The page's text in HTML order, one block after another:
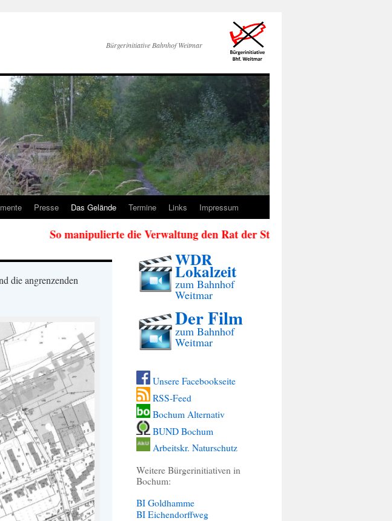
Bürgerinitiative Bahnhof Weitmar
Presse Das Gelände Termine Links Impressum
So manipulierte die Verwaltung den Rat der Stadt Bochum (siehe Aktuelles)
die angrenzenden
WDR
Lokalzeit
zum Bahnhof
Weitmar
Der Film
zum Bahnhof
Weitmar
Unsere Facebookseite
RSS-Feed
Bochum Alternativ
BUND Bochum
Arbeitskr. Naturschutz
Weitere Bürgerinitiativen in
Bochum:
BI Goldhamme
BI Eichendorffweg